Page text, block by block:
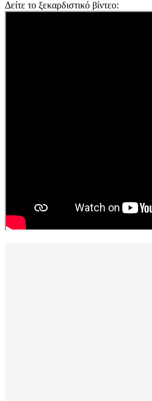
Δείτε το ξεκαρδιστικό βίντεο: